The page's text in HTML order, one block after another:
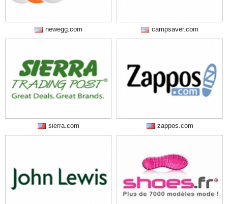
newegg.com campsaver.com
sierra.com zappos.com